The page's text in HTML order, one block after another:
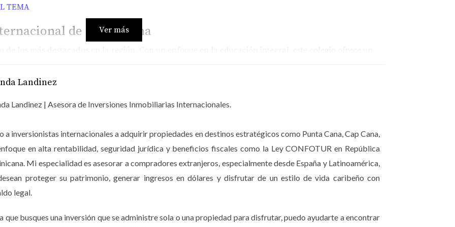
TEMA
de Punta Cana
en la educación emocional y social", comenta su madre. Valentina ha florecido en un ambiente
como el bienestar emocional.
Cana
las familias que buscan una educación sólida. Este colegio combina la enseñanza religiosa con un
eligió La Salle para su hijo Diego debido a su compromiso con la formación integral. "Diego ha
también valores como la solidaridad y el respeto", dice su padre. Este enfoque ha permitido que Diego
innovador hacia el aprendizaje. Ofrecen clases completamente inmersivas en inglés y español, lo que
Ver más
Landinez
Landinez | Asesora de Inversiones Inmobiliarias Internacionales.
a inversionistas internacionales a adquirir propiedades en destinos estratégicos como Punta Cana, Cap Cana,
en alta rentabilidad, seguridad jurídica y beneficios fiscales como la Ley CONFOTUR en República
Mi especialidad es asesorar a compradores extranjeros, especialmente desde España y Latinoamérica,
proteger su patrimonio, generar ingresos en dólares y disfrutar de un estilo de vida caribeño con
legal.
que busques una inversión que se administre sola o una propiedad para disfrutar, puedo ayudarte a encontrar